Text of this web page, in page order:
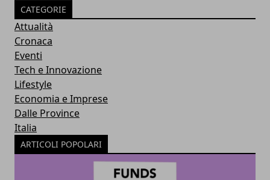
CATEGORIE
Attualità
Cronaca
Eventi
Tech e Innovazione
Lifestyle
Economia e Imprese
Dalle Province
Italia
ARTICOLI POPOLARI